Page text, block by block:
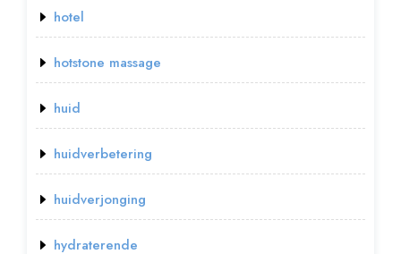
hotel
hotstone massage
huid
huidverbetering
huidverjonging
hydraterende